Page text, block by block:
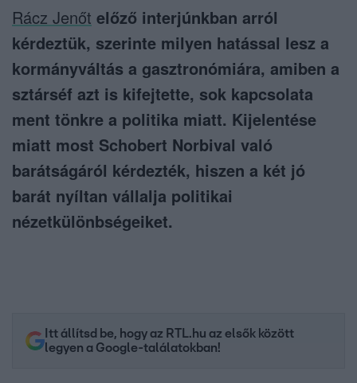
Rácz Jenőt előző interjúnkban arról
kérdeztük, szerinte milyen hatással lesz a
kormányváltás a gasztronómiára, amiben a
sztárséf azt is kifejtette, sok kapcsolata
ment tönkre a politika miatt. Kijelentése
miatt most Schobert Norbival való
barátságáról kérdezték, hiszen a két jó
barát nyíltan vállalja politikai
nézetkülönbségeiket.
Itt állítsd be, hogy az RTL.hu az elsők között
legyen a Google-találatokban!